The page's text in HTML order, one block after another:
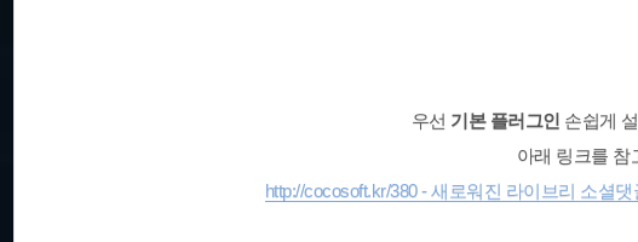
우선 기본 플러그인 손쉽게
아래 링크를 참
http://cocosoft.kr/380 - 새로워진 라이브리 소셜